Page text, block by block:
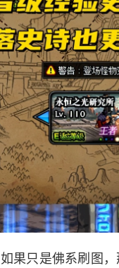
果只是佛系刷图